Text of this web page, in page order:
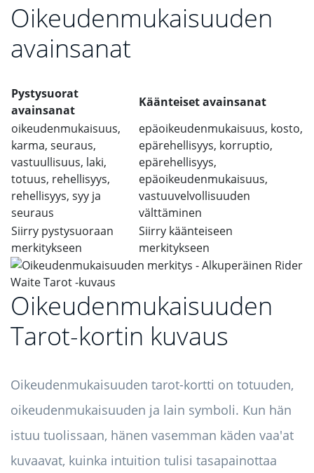
Oikeudenmukaisuuden
avainsanat
Pystysuorat
avainsanat
Käänteiset avainsanat
oikeudenmukaisuus,
karma, seuraus,
vastuullisuus, laki,
totuus, rehellisyys,
rehellisyys, syy ja
seuraus
epäoikeudenmukaisuus, kosto,
epärehellisyys, korruptio,
epärehellisyys,
epäoikeudenmukaisuus,
vastuuvelvollisuuden
välttäminen
Siirry pystysuoraan
merkitykseen
Siirry käänteiseen
merkitykseen
Oikeudenmukaisuuden
Tarot-kortin kuvaus
Oikeudenmukaisuuden tarot-kortti on totuuden,
oikeudenmukaisuuden ja lain symboli. Kun hän
istuu tuolissaan, hänen vasemman käden vaa'at
kuvaavat, kuinka intuition tulisi tasapainottaa